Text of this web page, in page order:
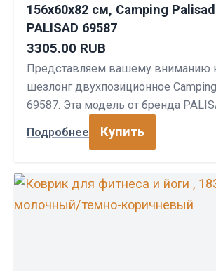
156x60x82 см, Camping
PALISAD 69587
3305.00 RUB
Представляем вашему вниманию
шезлонг двухпозиционное
69587. Эта модель от бренда
Подробнее Купить